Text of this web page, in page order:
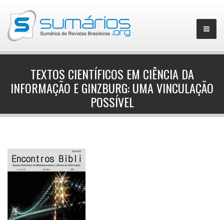
▼
TEXTOS CIENTÍFICOS EM CIÊNCIA DA
INFORMAÇÃO E GINZBURG: UMA VINCULAÇÃO
POSSÍVEL